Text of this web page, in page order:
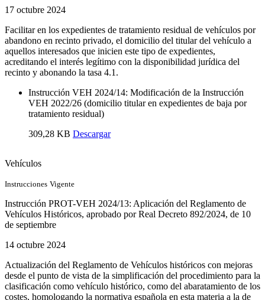
17 octubre 2024
Facilitar en los expedientes de tratamiento residual de vehículos por
abandono en recinto privado, el domicilio del titular del vehículo a
aquellos interesados que inicien este tipo de expedientes,
acreditando el interés legítimo con la disponibilidad jurídica del
recinto y abonando la tasa 4.1.
Instrucción VEH 2024/14: Modificación de la Instrucción
VEH 2022/26 (domicilio titular en expedientes de baja por
tratamiento residual)
309,28 KB Descargar
Vehículos
Instrucciones Vigente
Instrucción PROT-VEH 2024/13: Aplicación del Reglamento de
Vehículos Históricos, aprobado por Real Decreto 892/2024, de 10
de septiembre
14 octubre 2024
Actualización del Reglamento de Vehículos históricos con mejoras
desde el punto de vista de la simplificación del procedimiento para la
clasificación como vehículo histórico, como del abaratamiento de los
costes, homologando la normativa española en esta materia a la de